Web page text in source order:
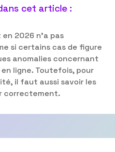
cet article :
2026 n’a pas
si certains cas de figure
anomalies concernant
ligne. Toutefois, pour
il faut aussi savoir les
correctement.